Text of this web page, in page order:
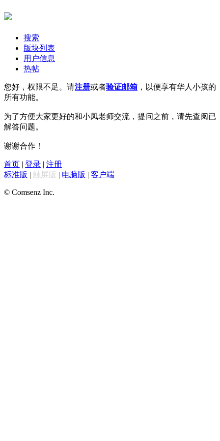
搜索
版块列表
用户信息
热帖
您好，权限不足。请注册或者验证邮箱 ，以便享有华人小孩的
所有功能。
为了方便大家更好的和小凤老师交流，提问之前，请先查阅已
解答问题。
谢谢合作！
首页 | 登录 | 注册
标准版 | 触屏版 | 电脑版 | 客户端
© Comsenz Inc.